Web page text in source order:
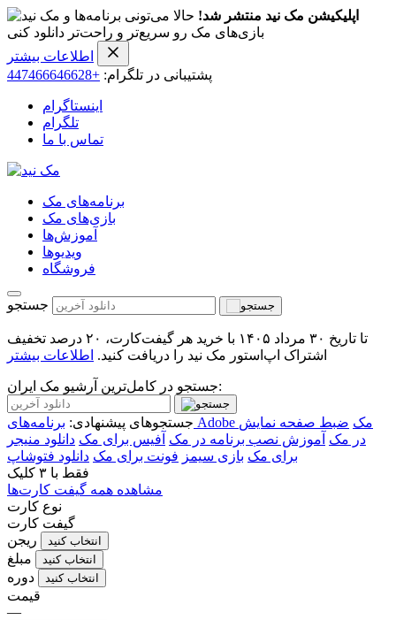
اپلیکیشن مک نید منتشر شد! حالا می‌تونی برنامه‌ها و
بازی‌های مک رو سریع‌تر و راحت‌تر دانلود کنی
اطلاعات بیشتر
پشتیبانی در تلگرام: +447466646628
اینستاگرام
تلگرام
تماس با ما
برنامه‌های مک
بازی‌های مک
آموزش‌ها
ویدیو‌ها
فروشگاه
جستجو
تا تاریخ ۳۰ مرداد ۱۴۰۵ با خرید هر گیفت‌کارت، ۲۰ درصد تخفیف
اشتراک اپ‌استور مک نید را دریافت کنید. اطلاعات بیشتر
جستجو در کامل‌ترین آرشیو مک ایران:
جستجوهای پیشنهادی: برنامه‌های Adobe مک ضبط صفحه نمایش
در مک آموزش نصب برنامه در مک آفیس برای مک دانلود منیجر
برای مک بازی سیمز فونت برای مک دانلود فتوشاپ
فقط با ۳ کلیک
مشاهده همه گیفت کارت‌ها
نوع کارت
گیفت کارت
ریجن
انتخاب کنید
مبلغ انتخاب کنید
دوره انتخاب کنید
قیمت
—